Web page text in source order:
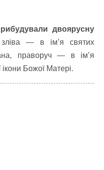
двоярусну
зліва — в ім’я святих
праворуч — в ім’я
ікони Божої Матері.